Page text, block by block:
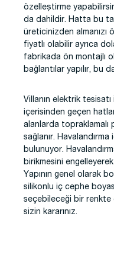
özelleştirme
da dahildir. Hatta bu
üreticinizden almanızı
fiyatlı olabilir ayrıca
fabrikada ön montajlı
bağlantılar yapılır, bu
Villanın elektrik
içerisinden geçen
alanlarda topraklamalı
sağlanır.
bulunuyor.
birikmesini
Yapının genel olarak
silikonlu iç cephe
seçebileceği bir renkte
sizin kararınız.